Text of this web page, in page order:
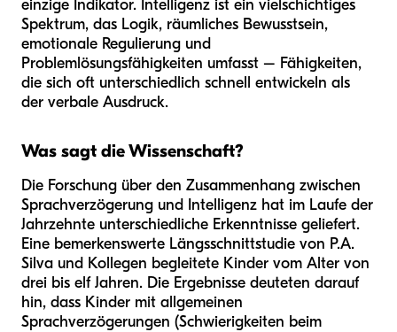
einzige Indikator. Intelligenz ist ein vielschichtiges
Spektrum, das Logik, räumliches Bewusstsein,
emotionale Regulierung und
Problemlösungsfähigkeiten umfasst – Fähigkeiten,
die sich oft unterschiedlich schnell entwickeln als
der verbale Ausdruck.
Was sagt die Wissenschaft?
Die Forschung über den Zusammenhang zwischen
Sprachverzögerung und Intelligenz hat im Laufe der
Jahrzehnte unterschiedliche Erkenntnisse geliefert.
Eine bemerkenswerte Längsschnittstudie von P.A.
Silva und Kollegen begleitete Kinder vom Alter von
drei bis elf Jahren. Die Ergebnisse deuteten darauf
hin, dass Kinder mit allgemeinen
Sprachverzögerungen (Schwierigkeiten beim